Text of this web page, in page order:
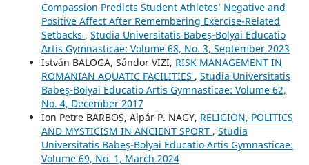
Compassion Predicts Student Athletes’ Negative and
Positive Affect After Remembering Exercise-Related
Setbacks , Studia Universitatis Babeş-Bolyai Educatio
Artis Gymnasticae: Volume 68, No. 3, September 2023
István BALOGA, Sándor VIZI, RISK MANAGEMENT IN
ROMANIAN AQUATIC FACILITIES , Studia Universitatis
Babeş-Bolyai Educatio Artis Gymnasticae: Volume 62,
No. 4, December 2017
Ion Petre BARBOȘ, Alpár P. NAGY, RELIGION, POLITICS
AND MYSTICISM IN ANCIENT SPORT , Studia
Universitatis Babeş-Bolyai Educatio Artis Gymnasticae:
Volume 69, No. 1, March 2024